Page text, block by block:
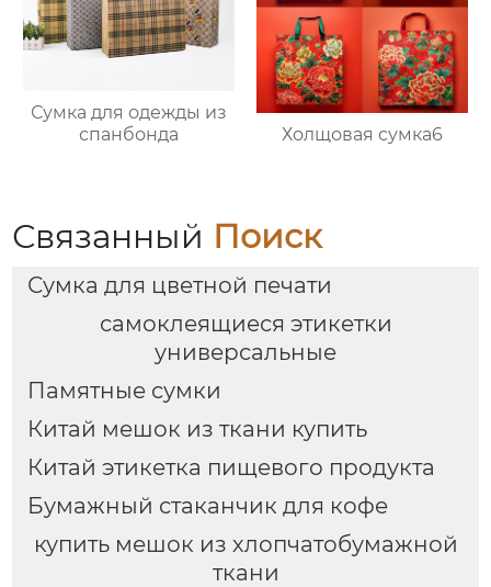
Сумка для одежды из
спанбонда
Холщовая сумка6
Связанный Поиск
Сумка для цветной печати
самоклеящиеся этикетки
универсальные
Памятные сумки
Китай мешок из ткани купить
Китай этикетка пищевого продукта
Бумажный стаканчик для кофе
купить мешок из хлопчатобумажной
ткани